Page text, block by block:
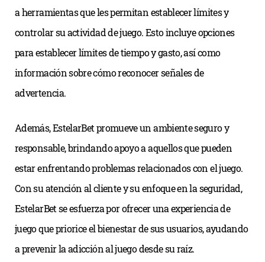
a herramientas que les permitan establecer límites y
controlar su actividad de juego. Esto incluye opciones
para establecer límites de tiempo y gasto, así como
información sobre cómo reconocer señales de
advertencia.
Además, EstelarBet promueve un ambiente seguro y
responsable, brindando apoyo a aquellos que pueden
estar enfrentando problemas relacionados con el juego.
Con su atención al cliente y su enfoque en la seguridad,
EstelarBet se esfuerza por ofrecer una experiencia de
juego que priorice el bienestar de sus usuarios, ayudando
a prevenir la adicción al juego desde su raíz.